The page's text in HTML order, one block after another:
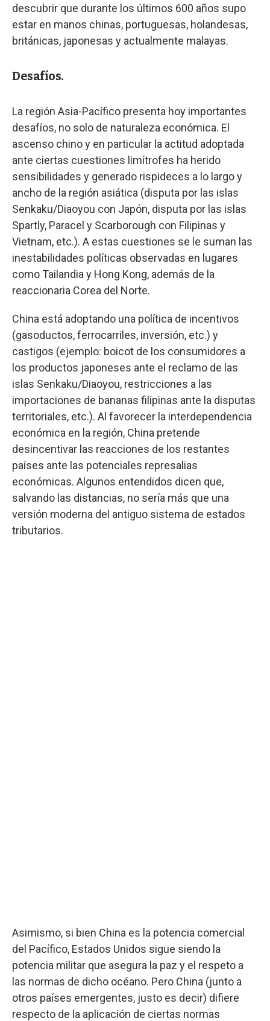
descubrir que durante los últimos 600 años supo
estar en manos chinas, portuguesas, holandesas,
británicas, japonesas y actualmente malayas.
Desafíos.
La región Asia-Pacífico presenta hoy importantes
desafíos, no solo de naturaleza económica. El
ascenso chino y en particular la actitud adoptada
ante ciertas cuestiones limítrofes ha herido
sensibilidades y generado rispideces a lo largo y
ancho de la región asiática (disputa por las islas
Senkaku/Diaoyou con Japón, disputa por las islas
Spartly, Paracel y Scarborough con Filipinas y
Vietnam, etc.). A estas cuestiones se le suman las
inestabilidades políticas observadas en lugares
como Tailandia y Hong Kong, además de la
reaccionaria Corea del Norte.
China está adoptando una política de incentivos
(gasoductos, ferrocarriles, inversión, etc.) y
castigos (ejemplo: boicot de los consumidores a
los productos japoneses ante el reclamo de las
islas Senkaku/Diaoyou, restricciones a las
importaciones de bananas filipinas ante la disputas
territoriales, etc.). Al favorecer la interdependencia
económica en la región, China pretende
desincentivar las reacciones de los restantes
países ante las potenciales represalias
económicas. Algunos entendidos dicen que,
salvando las distancias, no sería más que una
versión moderna del antiguo sistema de estados
tributarios.
Asimismo, si bien China es la potencia comercial
del Pacífico, Estados Unidos sigue siendo la
potencia militar que asegura la paz y el respeto a
las normas de dicho océano. Pero China (junto a
otros países emergentes, justo es decir) difiere
respecto de la aplicación de ciertas normas